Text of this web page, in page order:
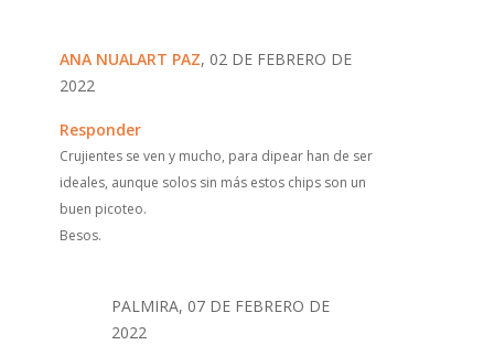
ANA NUALART PAZ, 02 DE FEBRERO DE
2022
Responder
Crujientes se ven y mucho, para dipear han de ser
ideales, aunque solos sin más estos chips son un
buen picoteo.
Besos.
PALMIRA, 07 DE FEBRERO DE
2022